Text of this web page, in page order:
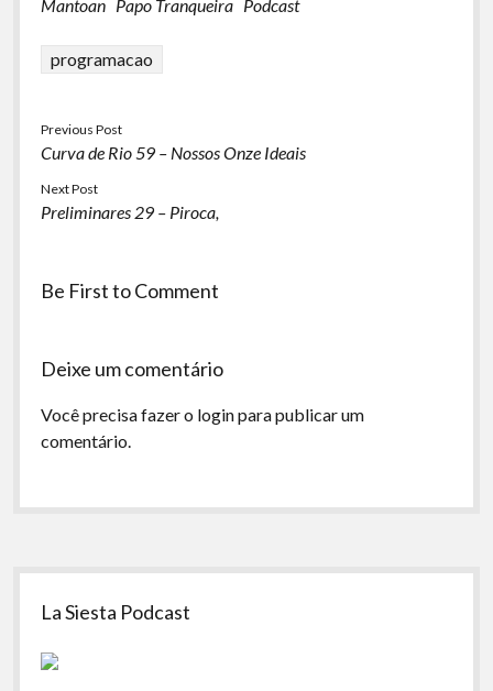
Mantoan Papo Tranqueira Podcast
programacao
Previous Post
Curva de Rio 59 – Nossos Onze Ideais
Next Post
Preliminares 29 – Piroca,
Be First to Comment
Deixe um comentário
Você precisa fazer o loginpara publicar um
comentário.
Sidebar
La Siesta Podcast